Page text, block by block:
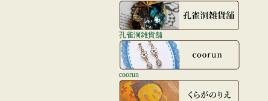
孔雀洞雑貨舗
coorun